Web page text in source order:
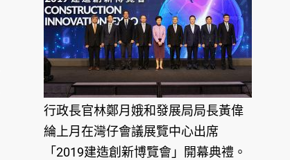
行政長官林鄭月娥和發展局局長黃偉
綸上月在灣仔會議展覽中心出席
「2019建造創新博覽會」開幕典禮。